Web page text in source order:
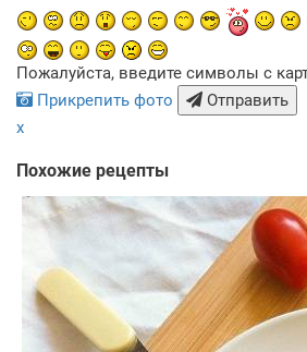
Пожалуйста, введите символы с
Прикрепить фото
Отправить
x
Похожие рецепты